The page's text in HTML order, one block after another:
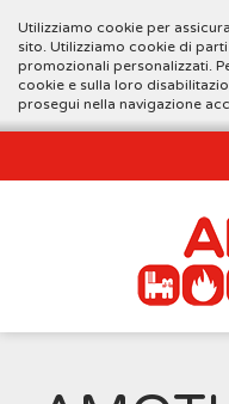
Utilizziamo cookie per
sito. Utilizziamo cookie di
promozionali personalizzati.
cookie e sulla loro
prosegui nella navigazione